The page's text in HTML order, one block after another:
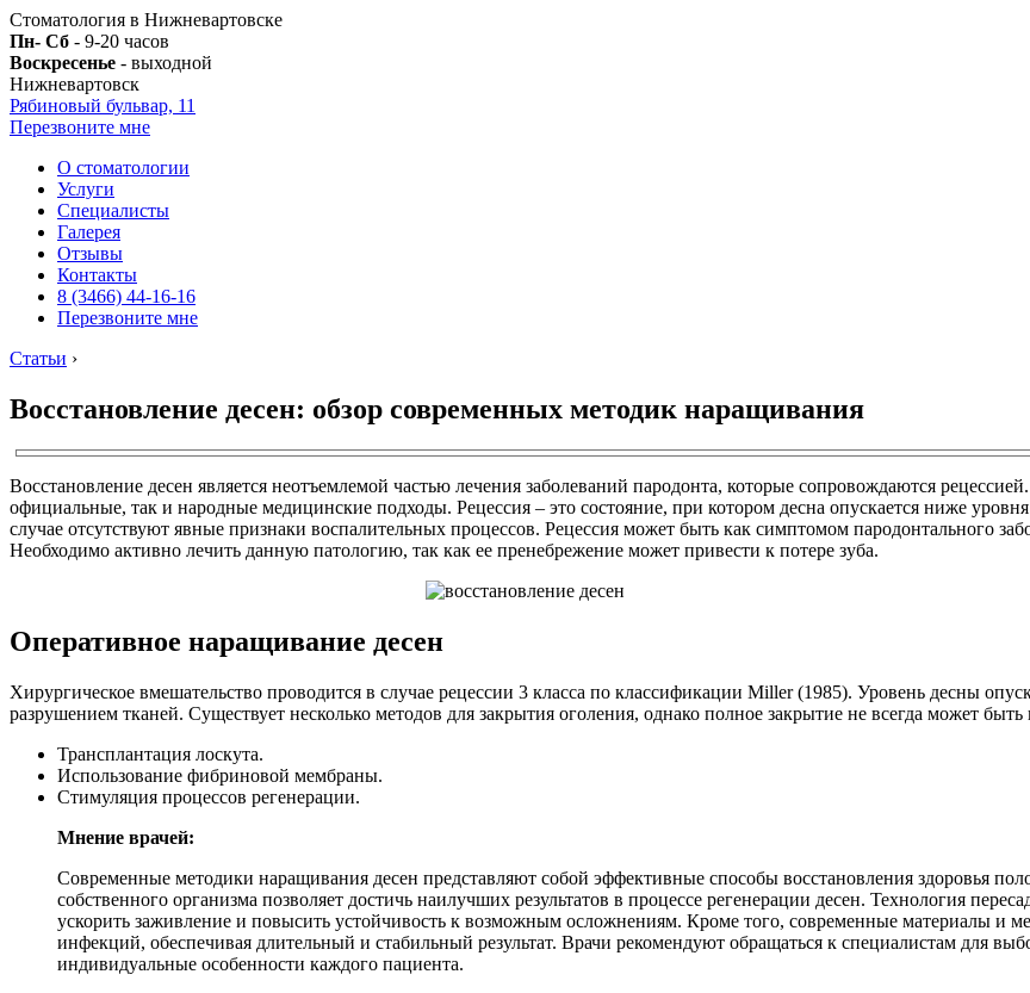
Стоматология в Нижневартовске
Пн- Сб - 9-20 часов
Воскресенье - выходной
Нижневартовск
Рябиновый бульвар, 11
Перезвоните мне
О стоматологии
Услуги
Специалисты
Галерея
Отзывы
Контакты
8 (3466) 44-16-16
Перезвоните мне
Статьи ›
Восстановление десен: обзор современных методик наращивания
Восстановление десен является неотъемлемой частью лечения заболеваний пародонта, которые сопровождаются
официальные, так и народные медицинские подходы. Рецессия – это состояние, при котором десна опускается ниже
случае отсутствуют явные признаки воспалительных процессов. Рецессия может быть как симптомом пародонтального
Необходимо активно лечить данную патологию, так как ее пренебрежение может привести к потере зуба.
Оперативное наращивание десен
Хирургическое вмешательство проводится в случае рецессии 3 класса по классификации Miller (1985). Уровень десны
разрушением тканей. Существует несколько методов для закрытия оголения, однако полное закрытие не всегда может быть
Трансплантация лоскута.
Использование фибриновой мембраны.
Стимуляция процессов регенерации.
Мнение врачей:
Современные методики наращивания десен представляют собой эффективные способы восстановления здоровья
собственного организма позволяет достичь наилучших результатов в процессе регенерации десен. Технология
ускорить заживление и повысить устойчивость к возможным осложнениям. Кроме того, современные материалы и
инфекций, обеспечивая длительный и стабильный результат. Врачи рекомендуют обращаться к специалистам для
индивидуальные особенности каждого пациента.